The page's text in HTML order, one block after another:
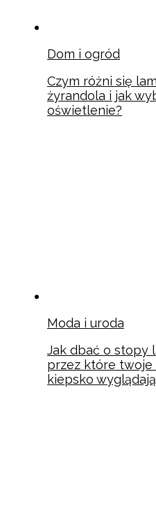
Dom i ogród
Czym różni się
żyrandola i jak
oświetlenie?
Moda i uroda
Jak dbać o stopy
przez które twoje
kiepsko